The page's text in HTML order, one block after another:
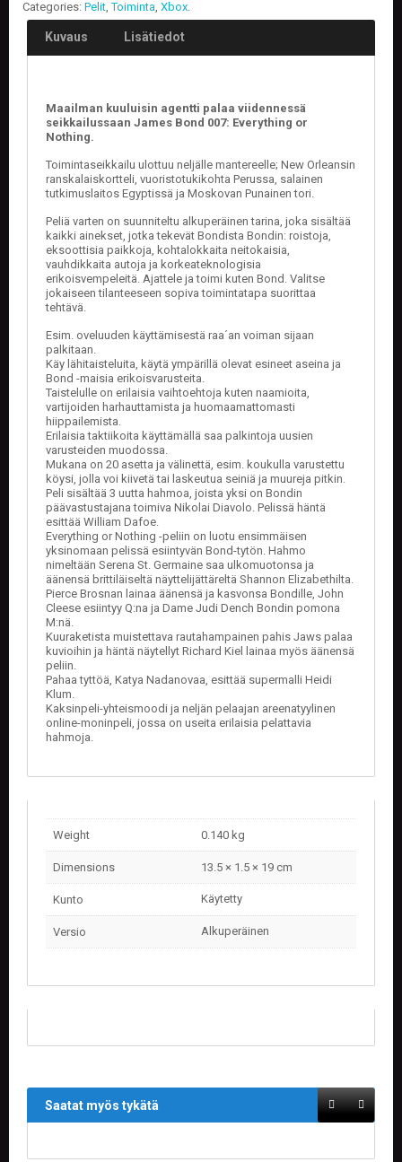
Categories: Pelit,Toiminta, Xbox.
Kuvaus Lisätiedot
Maailman kuuluisin agentti palaa viidennessä
seikkailussaan James Bond 007: Everything or
Nothing.
Toimintaseikkailu ulottuu neljälle mantereelle; New Orleansin
ranskalaiskortteli, vuoristotukikohta Perussa, salainen
tutkimuslaitos Egyptissä ja Moskovan Punainen tori.
Peliä varten on suunniteltu alkuperäinen tarina, joka sisältää
kaikki ainekset, jotka tekevät Bondista Bondin: roistoja,
eksoottisia paikkoja, kohtalokkaita neitokaisia,
vauhdikkaita autoja ja korkeateknologisia
erikoisvempeleitä. Ajattele ja toimi kuten Bond. Valitse
jokaiseen tilanteeseen sopiva toimintatapa suorittaa
tehtävä.
Esim. oveluuden käyttämisestä raa´an voiman sijaan
palkitaan.
Käy lähitaisteluita, käytä ympärillä olevat esineet aseina ja
Bond -maisia erikoisvarusteita.
Taistelulle on erilaisia vaihtoehtoja kuten naamioita,
vartijoiden harhauttamista ja huomaamattomasti
hiippailemista.
Erilaisia taktiikoita käyttämällä saa palkintoja uusien
varusteiden muodossa.
Mukana on 20 asetta ja välinettä, esim. koukulla varustettu
köysi, jolla voi kiivetä tai laskeutua seiniä ja muureja pitkin.
Peli sisältää 3 uutta hahmoa, joista yksi on Bondin
päävastustajana toimiva Nikolai Diavolo. Pelissä häntä
esittää William Dafoe.
Everything or Nothing -peliin on luotu ensimmäisen
yksinomaan pelissä esiintyvän Bond-tytön. Hahmo
nimeltään Serena St. Germaine saa ulkomuotonsa ja
äänensä brittiläiseltä näyttelijättäreltä Shannon Elizabethilta.
Pierce Brosnan lainaa äänensä ja kasvonsa Bondille, John
Cleese esiintyy Q:na ja Dame Judi Dench Bondin pomona
M:nä.
Kuuraketista muistettava rautahampainen pahis Jaws palaa
kuvioihin ja häntä näytellyt Richard Kiel lainaa myös äänensä
peliin.
Pahaa tyttöä, Katya Nadanovaa, esittää supermalli Heidi
Klum.
Kaksinpeli-yhteismoodi ja neljän pelaajan areenatyylinen
online-moninpeli, jossa on useita erilaisia pelattavia
hahmoja.
Weight 0.140 kg
Dimensions 13.5 × 1.5 × 19 cm
Kunto Käytetty
Versio Alkuperäinen
Saatat myös tykätä